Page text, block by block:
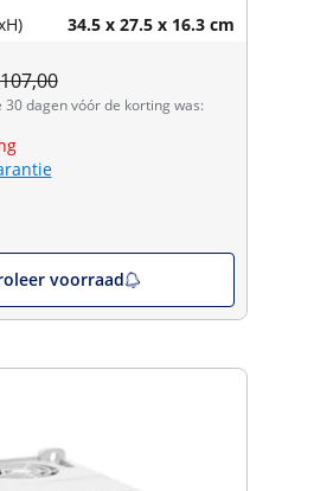
34.5 x 27.5 x 16.3 cm
dagen vóór de korting was:
voorraad